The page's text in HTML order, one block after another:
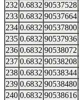
232 0.6832 90537528
233 0.6832 90537664
234 0.6832 90537800
235 0.6832 90537936
236 0.6832 90538072
237 0.6832 90538208
238 0.6832 90538344
239 0.6832 90538480
240 0.6832 90538616